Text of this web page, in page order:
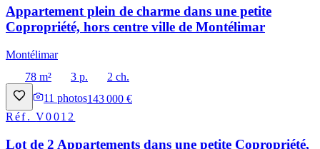
Appartement plein de charme dans une petite
Copropriété, hors centre ville de Montélimar
Montélimar
78 m²
3 p.
2 ch.
11 photos143 000 €
Réf.V0012
Lot de 2 Appartements dans une petite Copropriété,